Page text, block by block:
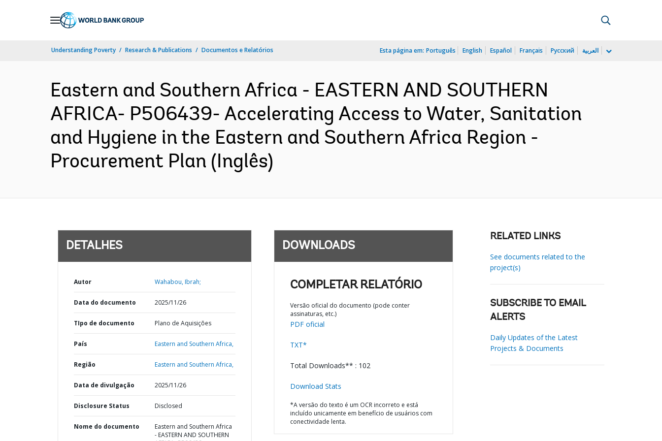
Understanding Poverty Research & Publications Documentos e Relatórios Esta página em: Português English Español Français Русский العربية
Eastern and Southern Africa - EASTERN AND SOUTHERN
AFRICA- P506439- Accelerating Access to Water, Sanitation
and Hygiene in the Eastern and Southern Africa Region -
Procurement Plan (Inglês)
DETALHES
Autor Wahabou, Ibrah;
Data do documento 2025/11/26
TIpo de documento Plano de Aquisições
País Eastern and Southern Africa,
Região Eastern and Southern Africa,
Data de divulgação 2025/11/26
Disclosure Status Disclosed
Nome do documento
Eastern and Southern Africa
- EASTERN AND SOUTHERN
DOWNLOADS
COMPLETAR RELATÓRIO
Versão oficial do documento (pode conter
assinaturas, etc.)
PDF oficial
TXT*
Total Downloads** : 102
Download Stats
*A versão do texto é um OCR incorreto e está
incluído unicamente em benefício de usuários com
conectividade lenta.
RELATED LINKS
See documents related to the
project(s)
SUBSCRIBE TO EMAIL
ALERTS
Daily Updates of the Latest
Projects & Documents